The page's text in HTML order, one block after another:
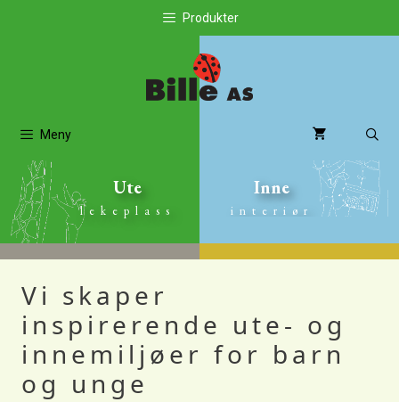
Produkter
Meny
Ute
lekeplass
Inne
interiør
Vi skaper
inspirerende ute- og
innemiljøer for barn
og unge